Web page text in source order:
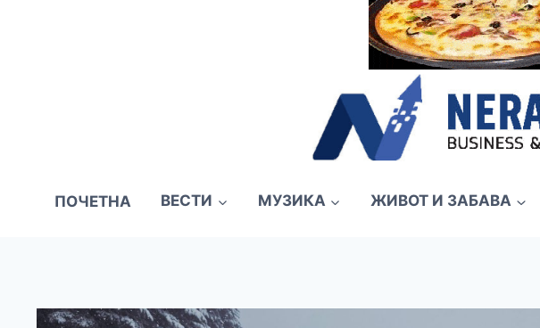
ПОЧЕТНА ВЕСТИ МУЗИКА ЖИВОТ И ЗАБАВА